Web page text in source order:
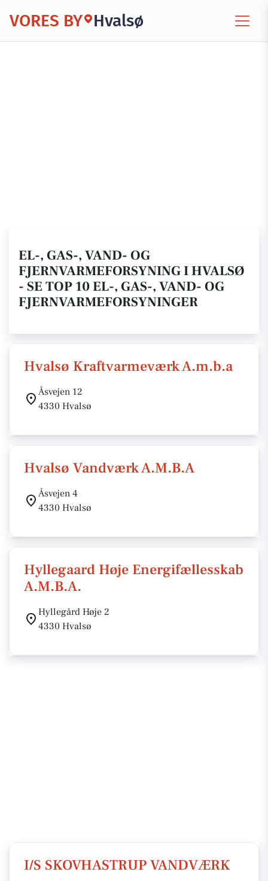
VORES BY Hvalsø
EL-, GAS-, VAND- OG
FJERNVARMEFORSYNING I HVALSØ
- SE TOP 10 EL-, GAS-, VAND- OG
FJERNVARMEFORSYNINGER
Hvalsø Kraftvarmeværk A.m.b.a
Åsvejen 12
4330 Hvalsø
Hvalsø Vandværk A.M.B.A
Åsvejen 4
4330 Hvalsø
Hyllegaard Høje Energifællesskab
A.M.B.A.
Hyllegård Høje 2
4330 Hvalsø
I/S SKOVHASTRUP VANDVÆRK